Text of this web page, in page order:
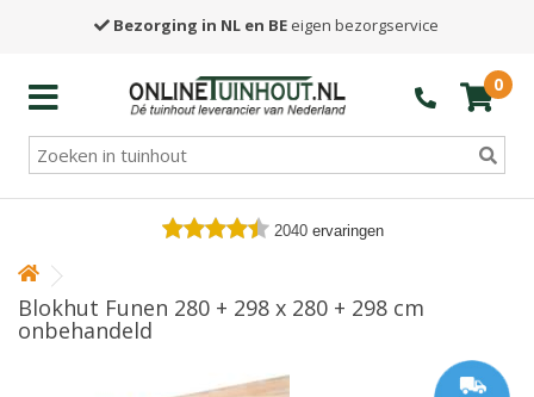
Bezorging in NL en BE eigen bezorgservice
0
2040 ervaringen
Blokhut Funen 280 + 298 x 280 + 298 cm
onbehandeld